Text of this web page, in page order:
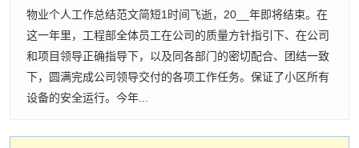
物业个人工作总结范文简短1时间飞逝，20__年即将结束。在
这一年里，工程部全体员工在公司的质量方针指引下、在公司
和项目领导正确指导下，以及同各部门的密切配合、团结一致
下，圆满完成公司领导交付的各项工作任务。保证了小区所有
设备的安全运行。今年...